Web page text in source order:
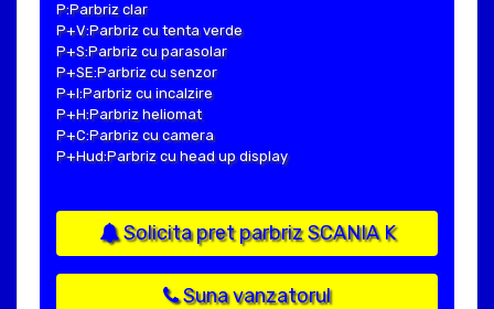
P:Parbriz clar
P+V:Parbriz cu tenta verde
P+S:Parbriz cu parasolar
P+SE:Parbriz cu senzor
P+I:Parbriz cu incalzire
P+H:Parbriz heliomat
P+C:Parbriz cu camera
P+Hud:Parbriz cu head up display
Solicita pret parbriz SCANIA K
Suna vanzatorul